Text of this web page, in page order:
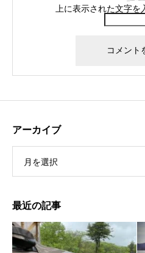
上に表示された文字を
アーカイブ
月を選択
最近の記事